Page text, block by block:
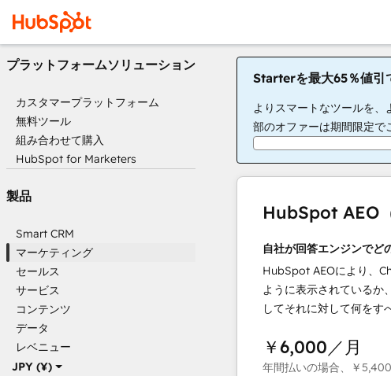
JPY (¥)
プラットフォームソリューション
カスタマープラットフォーム
無料ツール
組み合わせて購入
HubSpot for Marketers
製品
Smart CRM
マーケティング
セールス
サービス
コンテンツ
データ
レベニュー
Starterを最大65％値引
よりスマートなツールを
部のオファーは期間限定で
HubSpot AEO
自社が回答エンジンでど
HubSpot AEOにより、
ように表示されているか
してそれに対して何をす
￥6,000／月
年間払いの場合、 ￥5,400